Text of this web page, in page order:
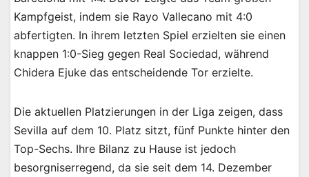
Kampfgeist, indem sie Rayo Vallecano mit 4:0
abfertigten. In ihrem letzten Spiel erzielten sie einen
knappen 1:0-Sieg gegen Real Sociedad, während
Chidera Ejuke das entscheidende Tor erzielte.
Die aktuellen Platzierungen in der Liga zeigen, dass
Sevilla auf dem 10. Platz sitzt, fünf Punkte hinter den
Top-Sechs. Ihre Bilanz zu Hause ist jedoch
besorgniserregend, da sie seit dem 14. Dezember